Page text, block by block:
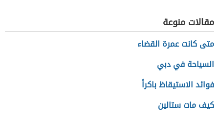
التاريخي
مقالات منوعة
متى كانت عمرة القضاء
السياحة في دبي
فوائد الاستيقاظ باكراً
كيف مات ستالين